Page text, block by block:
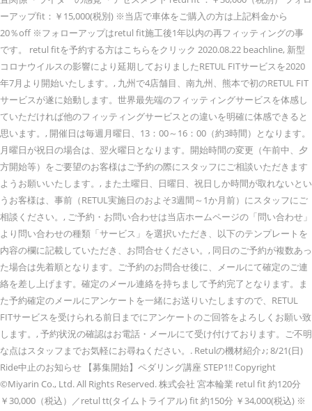
ーアップfit：￥15,000(税別) ※当店で車体をご購入の方は上記料金から
20％off ※フォローアップはretul fit施工後1年以内の再フィッティングの事
です。 retul fitを予約する方はこちらをクリック 2020.08.22 beachline, 新型
コロナウイルスの影響により延期しておりましたRETUL FITサービスを2020
年7月より開始いたします。, 九州で4店舗目、南九州、熊本で初のRETUL FIT
サービスが遂に始動します。世界最先端のフィッティングサービスを体感し
ていただければ他のフィッティングサービスとの違いを明確に体感できると
思います。, 開催日は毎週月曜日、13：00～16：00（約3時間）となります。
月曜日が祝日の場合は、翌火曜日となります。開始時間の変更（午前中、夕
方開始等）をご要望のお客様はご予約の際にスタッフにご相談いただきます
ようお願いいたします。, また土曜日、日曜日、祝日しか時間が取れないとい
うお客様は、事前（RETUL実施日のおよそ3週間～1か月前）にスタッフにご
相談ください。, ご予約・お問い合わせは当店ホームページの「問い合わせ」
より問い合わせの種類「サービス」を選択いただき、以下のテンプレートを
内容の欄に記載していただき、お問合せください。, 同日のご予約が複数あっ
た場合は先着順となります。ご予約のお問合せ後に、メールにて確定のご連
絡を差し上げます。確定のメール連絡を持ちまして予約完了となります。ま
た予約確定のメールにアンケートを一緒にお送りいたしますので、RETUL
FITサービスを受けられる前日までにアンケートのご回答をよろしくお願い致
します。, 予約状況の確認はお電話・メールにて受け付けております。ご不明
な点はスタッフまでお気軽にお尋ねください。. Retulの機材紹介♪; 8/21(日)
Ride中止のお知らせ 【募集開始】ペダリング講座 STEP1!! Copyright
©Miyarin Co., Ltd. All Rights Reserved. 株式会社 宮本輪業 retul fit 約120分
￥30,000（税込）／retul tt(タイムトライアル) fit 約150分 ￥34,000(税込) ※